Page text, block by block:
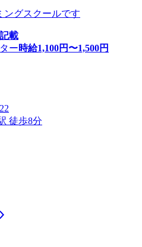
ングスクールです
載
ー時給1,100円〜1,500円
徒歩8分